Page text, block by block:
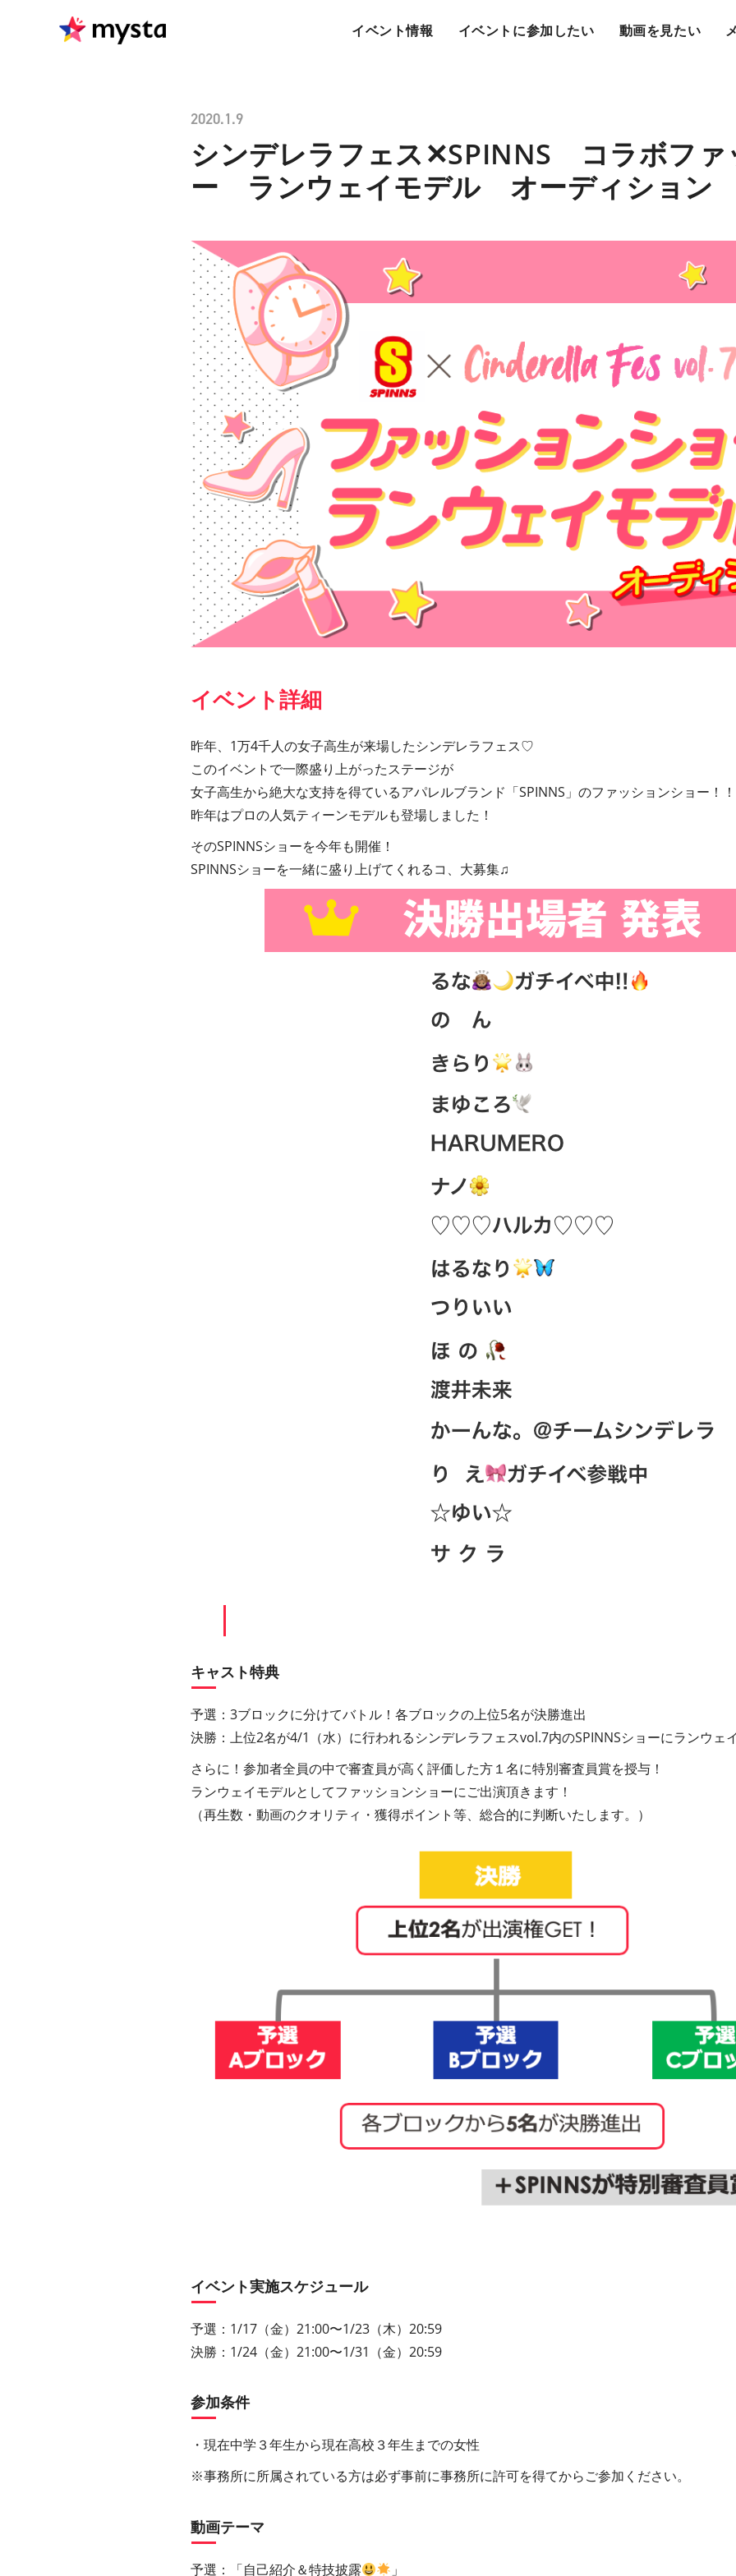
イベント情報 イベントに参加したい 動画を見たい
2020.1.9
シンデレラフェス✕SPINNS コラボファ
ー ランウェイモデル オーディション
イベント詳細
昨年、1万4千人の女子高生が来場したシンデレラフェス♡
このイベントで一際盛り上がったステージが
女子高生から絶大な支持を得ているアパレルブランド「SPINNS」のファッションショー！！
昨年はプロの人気ティーンモデルも登場しました！
そのSPINNSショーを今年も開催！
SPINNSショーを一緒に盛り上げてくれるコ、大募集♫
キャスト特典
予選：3ブロックに分けてバトル！各ブロックの上位5名が決勝進出
決勝：上位2名が4/1（水）に行われるシンデレラフェスvol.7内のSPINNSショーにランウェ
さらに！参加者全員の中で審査員が高く評価した方１名に特別審査員賞を授与！
ランウェイモデルとしてファッションショーにご出演頂きます！
（再生数・動画のクオリティ・獲得ポイント等、総合的に判断いたします。）
イベント実施スケジュール
予選：1/17（金）21:00〜1/23（木）20:59
決勝：1/24（金）21:00〜1/31（金）20:59
参加条件
・現在中学３年生から現在高校３年生までの女性
※事務所に所属されている方は必ず事前に事務所に許可を得てからご参加ください。
動画テーマ
予選：「自己紹介＆特技披露 」